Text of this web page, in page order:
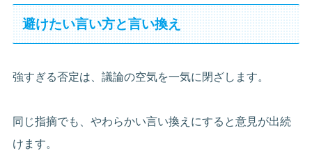
避けたい言い方と言い換え
強すぎる否定は、議論の空気を一気に閉ざします。
同じ指摘でも、やわらかい言い換えにすると意見が出続
けます。